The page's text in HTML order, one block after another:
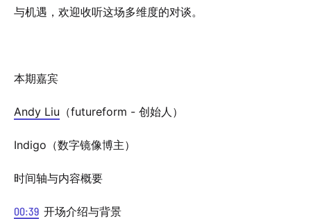
与机遇，欢迎收听这场多维度的对谈。
本期嘉宾
Andy Liu （futureform - 创始人）
Indigo （数字镜像博主）
时间轴与内容概要
00:39 开场介绍与背景